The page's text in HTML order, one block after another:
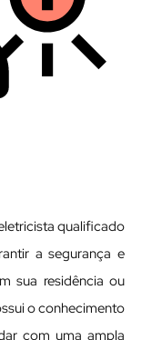
qualificado
a segurança e
sua residência ou
o conhecimento
com uma ampla